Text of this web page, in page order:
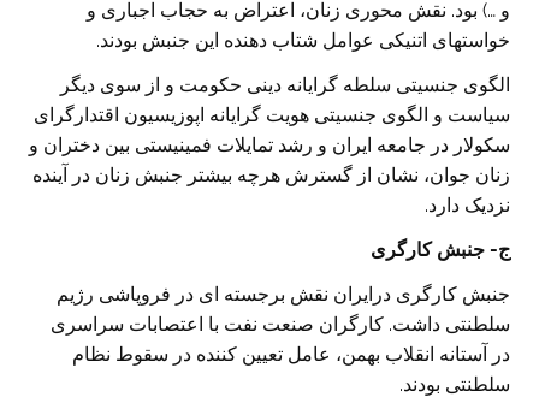
و …) بود. نقش محوری زنان، اعتراض به حجاب اجباری و
خواستهای اتنیکی عوامل شتاب دهنده این جنبش بودند.
الگوی جنسیتی سلطه گرایانه دینی حکومت و از سوی دیگر
سیاست و الگوی جنسیتی هویت گرایانه اپوزیسیون اقتدارگرای
سکولار در جامعه ایران و رشد تمایلات فمینیستی بین دختران و
زنان جوان، نشان از گسترش هرچه بیشتر جنبش زنان در آینده
نزدیک دارد.
ج- جنبش کارگری
جنبش کارگری درایران نقش برجسته ای در فروپاشی رژیم
سلطنتی داشت. کارگران صنعت نفت با اعتصابات سراسری
در آستانه انقلاب بهمن، عامل تعیین کننده در سقوط نظام
سلطنتی بودند.